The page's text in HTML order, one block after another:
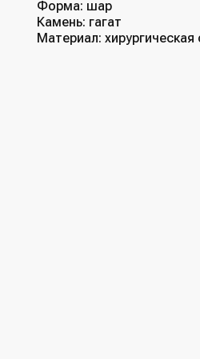
Форма: шар
Камень: гагат
Материал: хирургическая